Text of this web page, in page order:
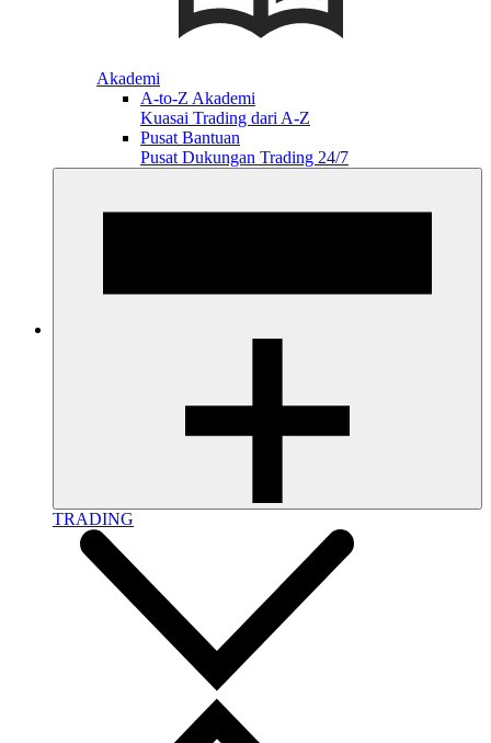
Akademi
A-to-Z Akademi
Kuasai Trading dari A-Z
Pusat Bantuan
Pusat Dukungan Trading 24/7
TRADING